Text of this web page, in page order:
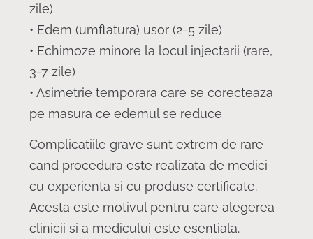
zile)
• Edem (umflatura) usor (2-5 zile)
• Echimoze minore la locul injectarii (rare,
3-7 zile)
• Asimetrie temporara care se corecteaza
pe masura ce edemul se reduce
Complicatiile grave sunt extrem de rare
cand procedura este realizata de medici
cu experienta si cu produse certificate.
Acesta este motivul pentru care alegerea
clinicii si a medicului este esentiala.